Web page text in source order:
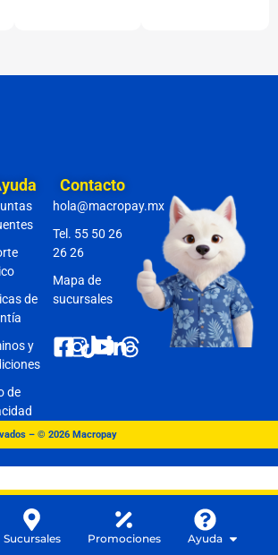
de
y
de
Contacto
hola@macropay.mx
Tel. 55 50 26
26 26
Mapa de
sucursales
– © 2026 Macropay
Sucursales Promociones Ayuda